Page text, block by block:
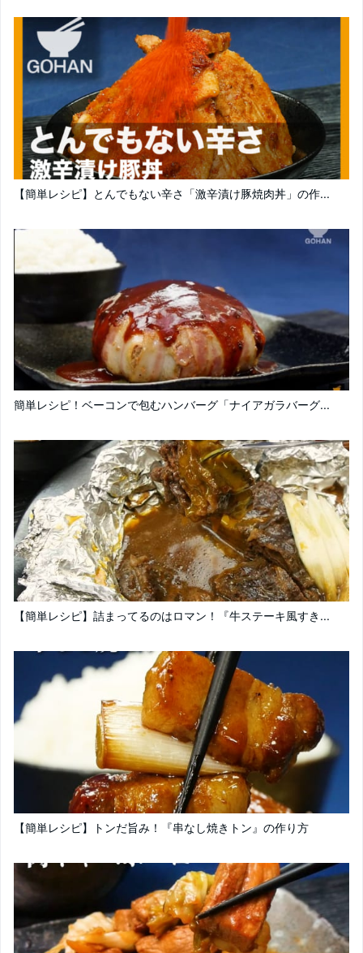
【簡単レシピ】とんでもない辛さ「激辛漬け豚焼肉丼」の作...
簡単レシピ！ベーコンで包むハンバーグ「ナイアガラバーグ...
【簡単レシピ】詰まってるのはロマン！『牛ステーキ風すき...
【簡単レシピ】トンだ旨み！『串なし焼きトン』の作り方